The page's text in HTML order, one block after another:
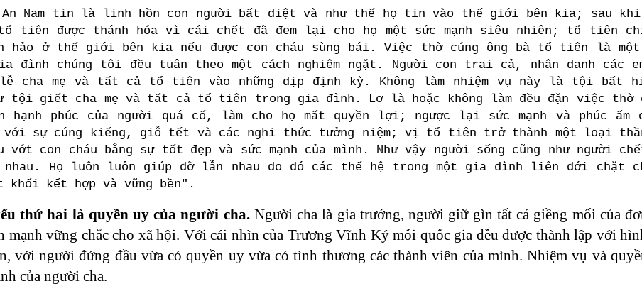
An Nam tin là linh hồn con người bất diệt và như thế họ tin vào thế giới bên kia; sau
tổ tiên được thánh hóa vì cái chết đã đem lại cho họ một sức mạnh siêu nhiên; tổ tiên
hảo ở thế giới bên kia nếu được con cháu sùng bái. Việc thờ cúng ông bà tổ tiên là
đình chúng tôi đều tuân theo một cách nghiêm ngặt. Người con trai cả, nhân danh các
lễ cha mẹ và tất cả tổ tiên vào những dịp định kỳ. Không làm nhiệm vụ này là tội bất
tội giết cha mẹ và tất cả tổ tiên trong gia đình. Lơ là hoặc không làm đều đặn việc thờ
hạnh phúc của người quá cố, làm cho họ mất quyền lợi; ngược lại sức mạnh và phúc
với sự cúng kiếng, giỗ tết và các nghi thức tưởng niệm; vị tổ tiên trở thành một loại
vớt con cháu bằng sự tốt đẹp và sức mạnh của mình. Như vậy người sống cũng như người
nhau. Họ luôn luôn giúp đỡ lẫn nhau do đó các thế hệ trong một gia đình liên đới chặt
khối kết hợp và vững bền".
thứ hai là quyền uy của người cha.Người cha là gia trưởng, người giữ gìn tất cả giềng mối của
mạnh vững chắc cho xã hội. Với cái nhìn của Trương Vĩnh Ký mỗi quốc gia đều được thành lập với
với người đứng đầu vừa có quyền uy vừa có tình thương các thành viên của mình. Nhiệm vụ và
của người cha.